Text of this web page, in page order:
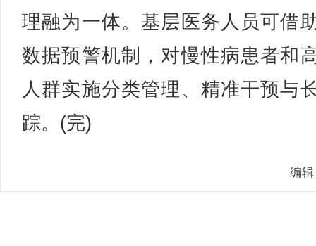
理融为一体。基层医务人员可借
数据预警机制，对慢性病患者和
人群实施分类管理、精准干预与
踪。(完)
编